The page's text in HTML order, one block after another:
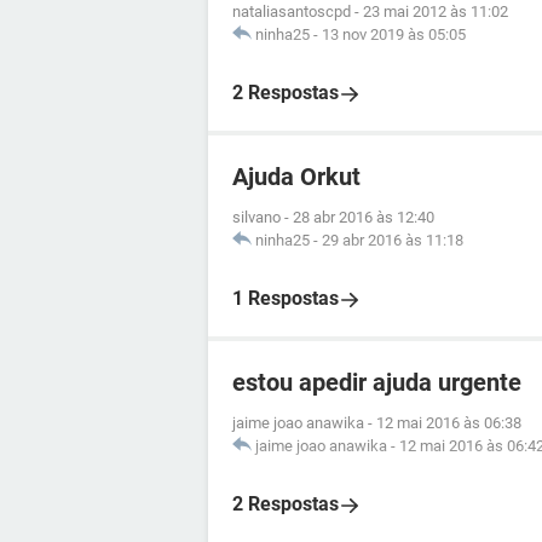
nataliasantoscpd - 23 mai 2012 às 11:02
ninha25 - 13 nov 2019 às 05:05
2 Respostas
Ajuda Orkut
silvano - 28 abr 2016 às 12:40
ninha25 - 29 abr 2016 às 11:18
1 Respostas
estou apedir ajuda urgente
jaime joao anawika - 12 mai 2016 às 06:38
jaime joao anawika - 12 mai 2016 às
2 Respostas